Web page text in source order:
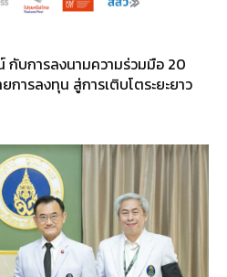
บการลงนามความร่วมมือ 20
ารลงทุน สู่การเติบโตระยะยาว